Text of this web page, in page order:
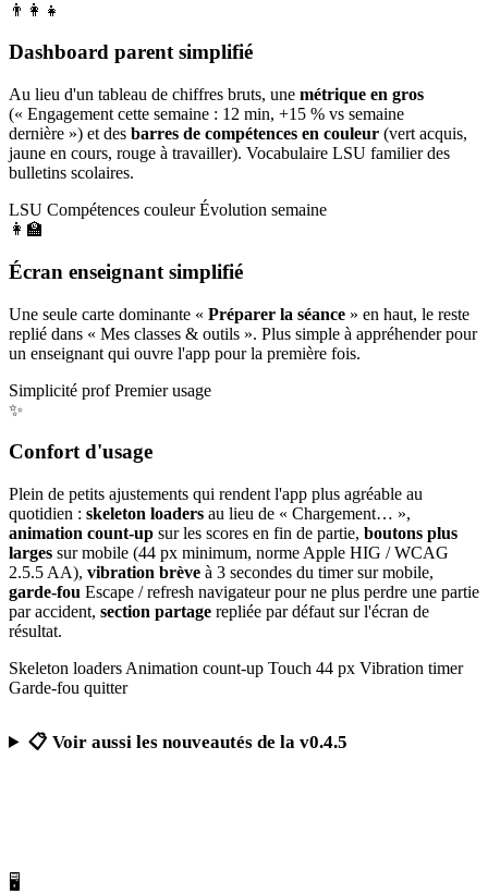
👨‍👩‍👧
Dashboard parent simplifié
Au lieu d'un tableau de chiffres bruts, une métrique en gros
(« Engagement cette semaine : 12 min, +15 % vs semaine
dernière ») et des barres de compétences en couleur (vert acquis,
jaune en cours, rouge à travailler). Vocabulaire LSU familier des
bulletins scolaires.
LSU Compétences couleur Évolution semaine
👩‍🏫
Écran enseignant simplifié
Une seule carte dominante « Préparer la séance » en haut, le reste
replié dans « Mes classes & outils ». Plus simple à appréhender pour
un enseignant qui ouvre l'app pour la première fois.
Simplicité prof Premier usage
✨
Confort d'usage
Plein de petits ajustements qui rendent l'app plus agréable au
quotidien : skeleton loaders au lieu de « Chargement… »,
animation count-up sur les scores en fin de partie, boutons plus
larges sur mobile (44 px minimum, norme Apple HIG / WCAG
2.5.5 AA), vibration brève à 3 secondes du timer sur mobile,
garde-fou Escape / refresh navigateur pour ne plus perdre une partie
par accident, section partage repliée par défaut sur l'écran de
résultat.
Skeleton loaders Animation count-up Touch 44 px Vibration timer
Garde-fou quitter
📋 Voir aussi les nouveautés de la v0.4.5
🖥️